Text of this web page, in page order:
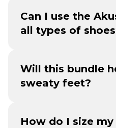
Can I use the
all types of
Will this bundle
sweaty feet?
How do I size